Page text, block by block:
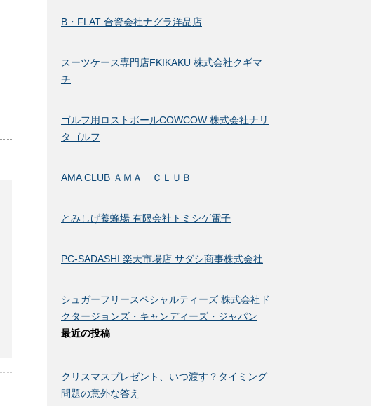
B・FLAT 合資会社ナグラ洋品店
スーツケース専門店FKIKAKU 株式会社クギマ
チ
ゴルフ用ロストボールCOWCOW 株式会社ナリ
タゴルフ
AMA CLUB ＡＭＡ ＣＬＵＢ
とみしげ養蜂場 有限会社トミシゲ電子
PC-SADASHI 楽天市場店 サダシ商事株式会社
シュガーフリースペシャルティーズ 株式会社ド
クタージョンズ・キャンディーズ・ジャパン
最近の投稿
クリスマスプレゼント、いつ渡す？タイミング
問題の意外な答え